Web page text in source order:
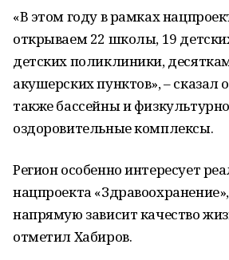
«В этом году в рамках
открываем 22 школы, 19
детских поликлиники,
акушерских пунктов», – сказал
также бассейны и
оздоровительные комплексы.
Регион особенно интересует
нацпроекта
напрямую зависит качество
отметил Хабиров.